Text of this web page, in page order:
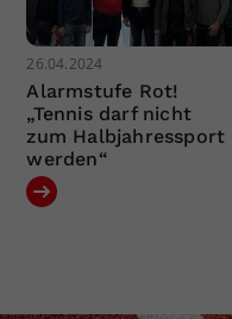
26.04.2024
Alarmstufe Rot!
„Tennis darf nicht
zum Halbjahressport
werden“